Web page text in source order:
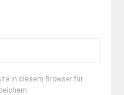
in diesem Browser für